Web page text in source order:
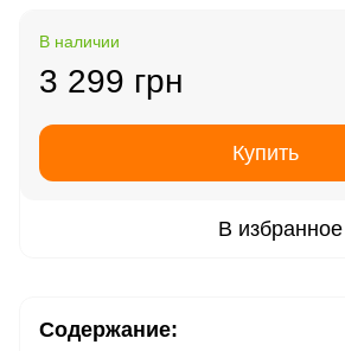
В наличии
3 299 грн
Купить
В избранное
Содержание: